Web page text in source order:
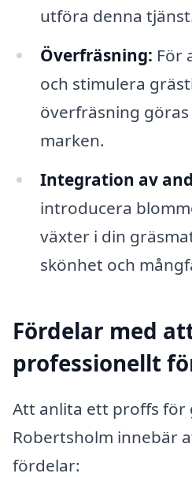
utföra denna
Överfräsning: För
och stimulera
överfräsning
marken.
Integration av
introducera
växter i din
skönhet och
Fördelar med
professionellt
Att anlita ett proffs för
Robertsholm innebär
fördelar: